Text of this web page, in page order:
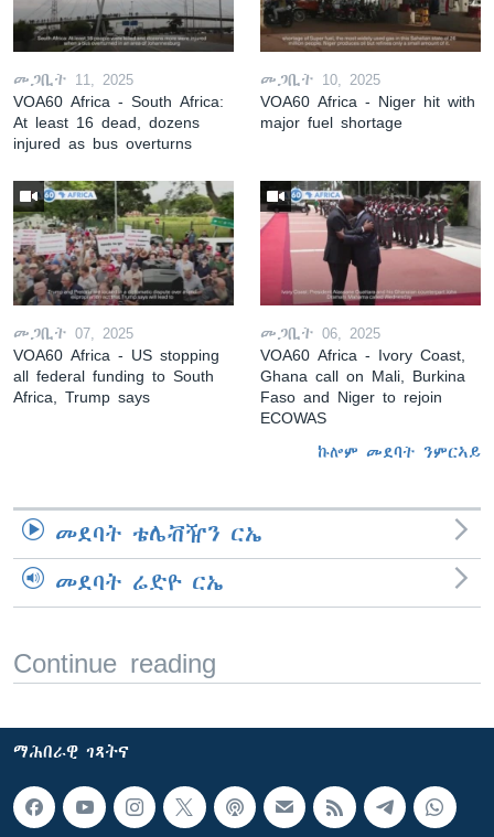
መጋቢት 11, 2025
VOA60 Africa - South Africa:
At least 16 dead, dozens
injured as bus overturns
መጋቢት 10, 2025
VOA60 Africa - Niger hit with
major fuel shortage
መጋቢት 07, 2025
VOA60 Africa - US stopping
all federal funding to South
Africa, Trump says
መጋቢት 06, 2025
VOA60 Africa - Ivory Coast,
Ghana call on Mali, Burkina
Faso and Niger to rejoin
ECOWAS
ኩሎም መደባት ንምርኣይ
መደባት ቴሌቭዥን ርኤ
መደባት ሬድዮ ርኤ
Continue reading
ማሕበራዊ ገጻትና